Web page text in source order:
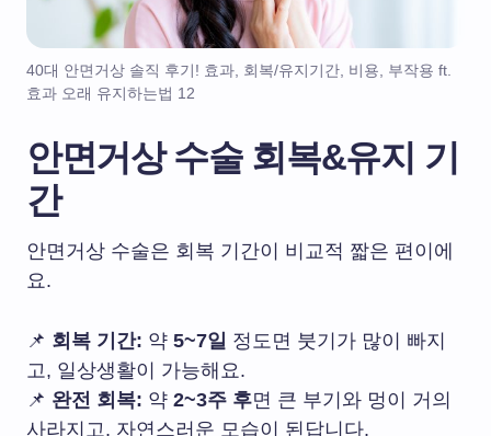
40대 안면거상 솔직 후기! 효과, 회복/유지기간, 비용, 부작용 ft.
효과 오래 유지하는법 12
안면거상 수술 회복&유지 기
간
안면거상 수술은 회복 기간이 비교적 짧은 편이에
요.
📌 회복 기간: 약 5~7일 정도면 붓기가 많이 빠지
고, 일상생활이 가능해요.
📌 완전 회복: 약 2~3주 후면 큰 부기와 멍이 거의
사라지고, 자연스러운 모습이 된답니다.